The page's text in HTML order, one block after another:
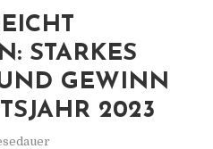
STARKES
GEWINN
2023